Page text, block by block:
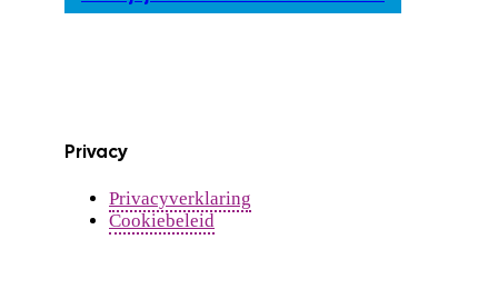
Privacy
Privacyverklaring
Cookiebeleid